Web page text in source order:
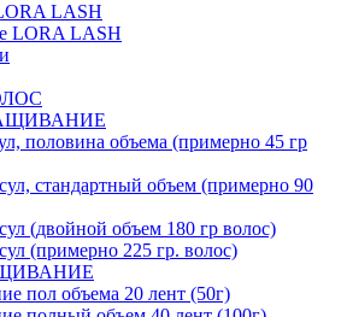
LASH
LORA LASH
половина объема (примерно 45 гр
стандартный объем (примерно 90
(двойной объем 180 гр волос)
(примерно 225 гр. волос)
пол объема 20 лент (50г)